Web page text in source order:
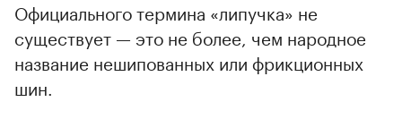
Официального термина «липучка» не
существует — это не более, чем народное
название нешипованных или фрикционных
шин.